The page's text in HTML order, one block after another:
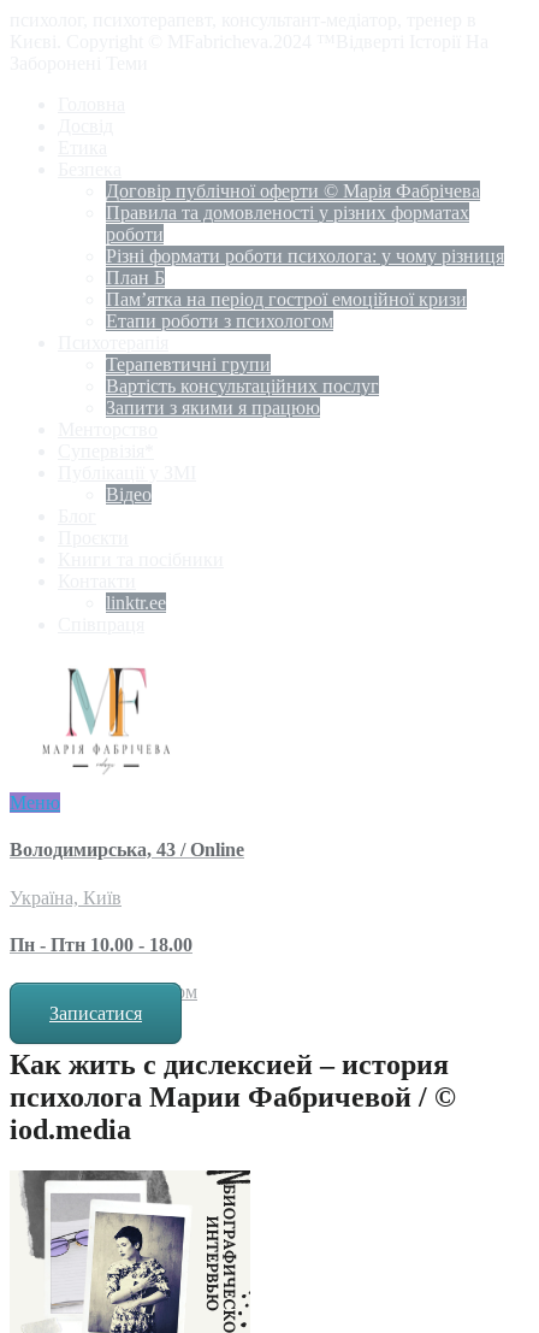
Договір публічної оферти © Марія Фабрічева
Правила та домовленості у різних форматах
роботи
Різні формати роботи психолога: у чому різниця
План Б
Пам’ятка на період гострої емоційної кризи
Етапи роботи з психологом
Терапевтичні групи
Вартість консультаційних послуг
Запити з якими я працюю
Відео
linktr.ee
Меню
Володимирська, 43 / Online
Україна, Київ
Пн - Птн 10.00 - 18.00
за попереднім записом
Записатися
Как жить с дислексией – история
психолога Марии Фабричевой / ©
iod.media